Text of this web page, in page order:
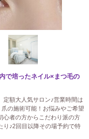
で培ったネイル×まつ毛の
定額大人気サロン♪営業時間は
の施術可能！お悩みやご希望
心者の方からこだわり派の方
♪2回目以降その場予約で特